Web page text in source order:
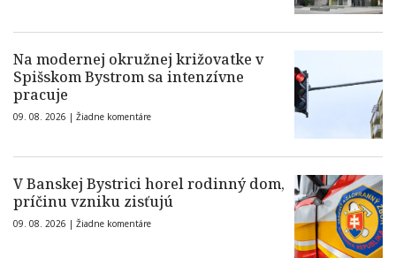
Na modernej okružnej križovatke v
Spišskom Bystrom sa intenzívne
pracuje
09. 08. 2026 | Žiadne komentáre
V Banskej Bystrici horel rodinný dom,
príčinu vzniku zisťujú
09. 08. 2026 | Žiadne komentáre